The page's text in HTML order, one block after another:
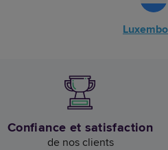
Confiance et satisfaction
de nos clients